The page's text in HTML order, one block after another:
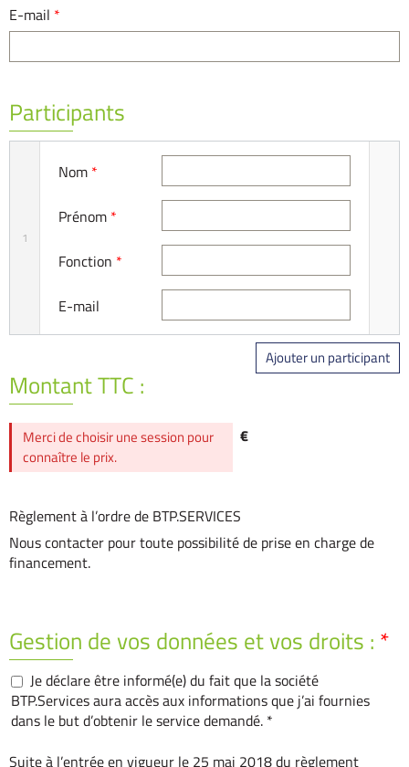
E-mail *
Participants
1
Nom *
Prénom *
Fonction *
E-mail
Ajouter un participant
Montant TTC :
€
Merci de choisir une session pour
connaître le prix.
Règlement à l’ordre de BTP.SERVICES
Nous contacter pour toute possibilité de prise en charge de
financement.
Gestion de vos données et vos droits : *
Je déclare être informé(e) du fait que la société
BTP.Services aura accès aux informations que j’ai fournies
dans le but d’obtenir le service demandé. *
Suite à l’entrée en vigueur le 25 mai 2018 du règlement